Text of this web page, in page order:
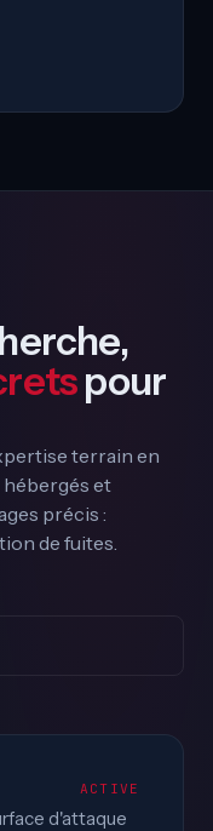
pour
terrain en
et
précis :
de fuites.
ACTIVE
d'attaque